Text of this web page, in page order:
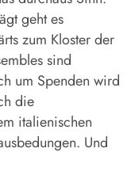
geht es
zum Kloster der
sind
um Spenden wird
die
italienischen
Und